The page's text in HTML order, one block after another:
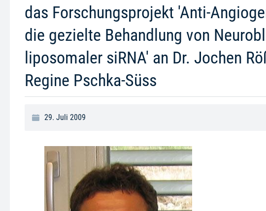
das Forschungsprojekt 'Anti-
die gezielte Behandlung von
liposomaler siRNA' an Dr. Jochen
Regine Pschka-Süss
29. Juli 2009